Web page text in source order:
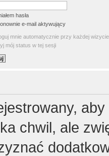
hasła
e-mail aktywujący
mnie automatycznie przy każdej wizycie
mój status w tej sesji
chwil, ale